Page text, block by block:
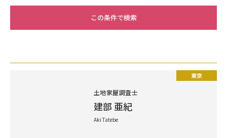
この条件で検索
土地家屋調査士
建部 亜紀
Aki Tatebe
東京